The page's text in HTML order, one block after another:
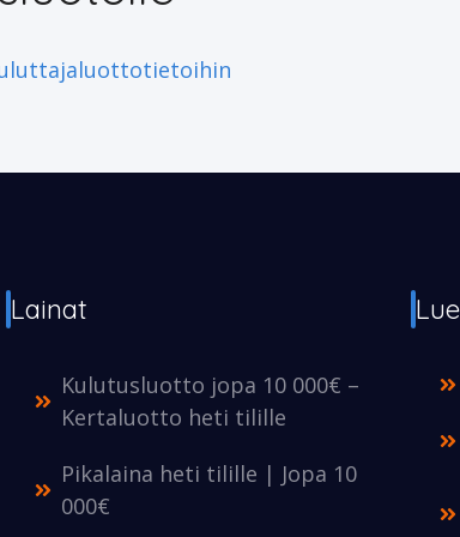
Lainat
Kulutusluotto jopa 10 000€ –
Kertaluotto heti tilille
Pikalaina heti tilille | Jopa 10
000€